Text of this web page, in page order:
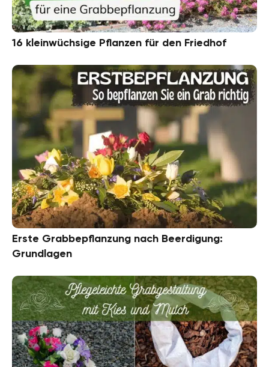
16 kleinwüchsige Pflanzen für den Friedhof
Erste Grabbepflanzung nach Beerdigung:
Grundlagen